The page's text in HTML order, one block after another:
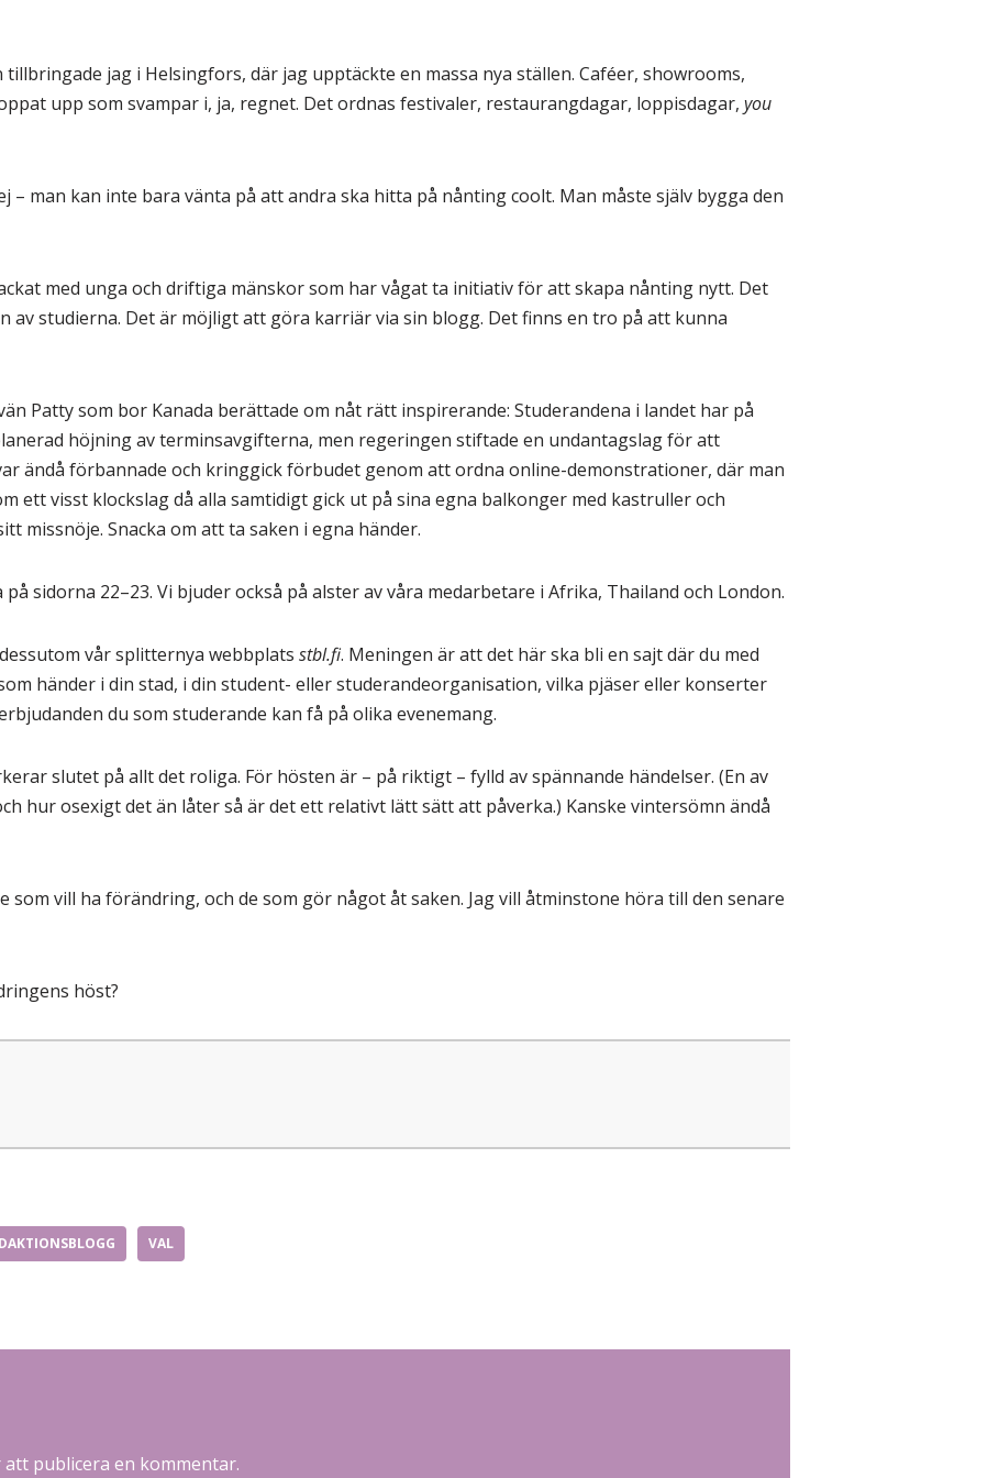
jag i Helsingfors, där jag upptäckte en massa nya ställen. Caféer, showrooms,
upp som svampar i, ja, regnet. Det ordnas festivaler, restaurangdagar, loppisdagar, you
– man kan inte bara vänta på att andra ska hitta på nånting coolt. Man måste själv bygga den
med unga och driftiga mänskor som har vågat ta initiativ för att skapa nånting nytt. Det
av studierna. Det är möjligt att göra karriär via sin blogg. Det finns en tro på att kunna
Patty som bor Kanada berättade om nåt rätt inspirerande: Studerandena i landet har på
höjning av terminsavgifterna, men regeringen stiftade en undantagslag för att
ändå förbannade och kringgick förbudet genom att ordna online-demonstrationer, där man
ett visst klockslag då alla samtidigt gick ut på sina egna balkonger med kastruller och
missnöje. Snacka om att ta saken i egna händer.
sidorna 22–23. Vi bjuder också på alster av våra medarbetare i Afrika, Thailand och London.
vår splitternya webbplats stbl.fi. Meningen är att det här ska bli en sajt där du med
händer i din stad, i din student- eller studerandeorganisation, vilka pjäser eller konserter
du som studerande kan få på olika evenemang.
slutet på allt det roliga. För hösten är – på riktigt – fylld av spännande händelser. (En av
hur osexigt det än låter så är det ett relativt lätt sätt att påverka.) Kanske vintersömn ändå
som vill ha förändring, och de som gör något åt saken. Jag vill åtminstone höra till den senare
höst?
VAL
publicera en kommentar.